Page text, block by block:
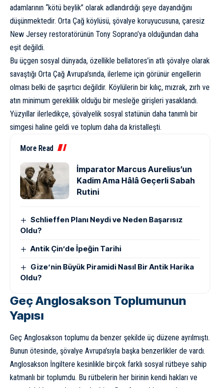
adamlarının “kötü beylik” olarak adlandırdığı şeye dayandığını
düşünmektedir. Orta Çağ köylüsü, şövalye koruyucusuna, çaresiz
New Jersey restoratörünün Tony Soprano’ya olduğundan daha
eşit değildi.
Bu üçgen sosyal dünyada, özellikle bellatores’in atlı şövalye olarak
savaştığı Orta Çağ Avrupa’sında, ilerleme için görünür engellerin
olması belki de şaşırtıcı değildir. Köylülerin bir kılıç, mızrak, zırh ve
atın minimum gereklilik olduğu bir mesleğe girişleri yasaklandı.
Yüzyıllar ilerledikçe, şövalyelik sosyal statünün daha tanımlı bir
simgesi haline geldi ve toplum daha da kristalleşti.
More Read
İmparator Marcus Aurelius’un
Kadim Ama Hâlâ Geçerli Sabah
Rutini
Schlieffen Planı Neydi ve Neden Başarısız
Oldu?
Antik Çin’de İpeğin Tarihi
Gize’nin Büyük Piramidi Nasıl Bir Antik Harika
Oldu?
Geç Anglosakson Toplumunun
Yapısı
Geç Anglosakson toplumu da benzer şekilde üç düzene ayrılmıştı.
Bunun ötesinde, şövalye Avrupa’sıyla başka benzerlikler de vardı.
Anglosakson İngiltere kesinlikle birçok farklı sosyal rütbeye sahip
katmanlı bir toplumdu. Bu rütbelerin her birinin kendi hakları ve